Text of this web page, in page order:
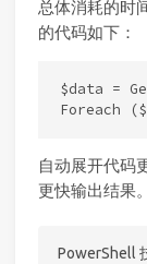
总体消耗的时
的代码如下：
$data =
自动展开代码
更快输出结果。
PowerShell